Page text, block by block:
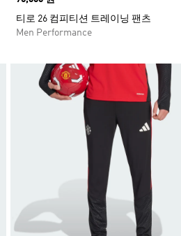
티로 26 컴피티션 트레이닝 팬츠
Men Performance
위시리스트 담기